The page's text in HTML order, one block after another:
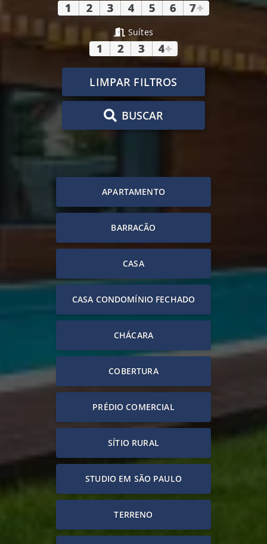
1 2 3 4 5 6 7+
Suítes
1 2 3 4+
LIMPAR FILTROS
BUSCAR
APARTAMENTO
BARRACÃO
CASA
CASA CONDOMÍNIO FECHADO
CHÁCARA
COBERTURA
PRÉDIO COMERCIAL
SÍTIO RURAL
STUDIO EM SÃO PAULO
TERRENO